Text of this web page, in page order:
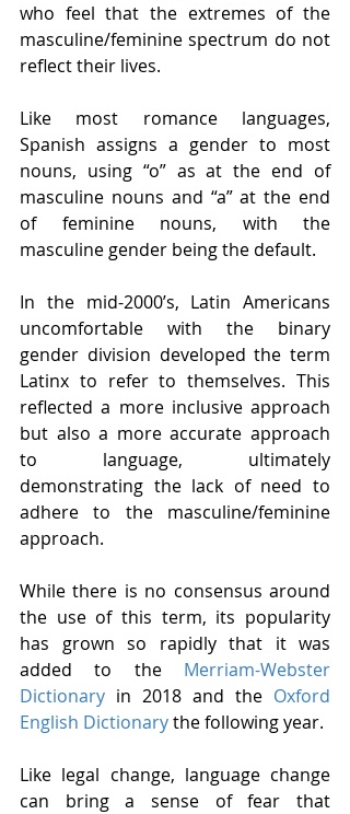
who feel that the extremes of the
masculine/feminine spectrum do not
reflect their lives.
Like most romance languages,
Spanish assigns a gender to most
nouns, using “o” as at the end of
masculine nouns and “a” at the end
of feminine nouns, with the
masculine gender being the default.
In the mid-2000’s, Latin Americans
uncomfortable with the binary
gender division developed the term
Latinx to refer to themselves. This
reflected a more inclusive approach
but also a more accurate approach
to language, ultimately
demonstrating the lack of need to
adhere to the masculine/feminine
approach.
While there is no consensus around
the use of this term, its popularity
has grown so rapidly that it was
added to the Merriam-Webster
Dictionary in 2018 and the Oxford
English Dictionary the following year.
Like legal change, language change
can bring a sense of fear that